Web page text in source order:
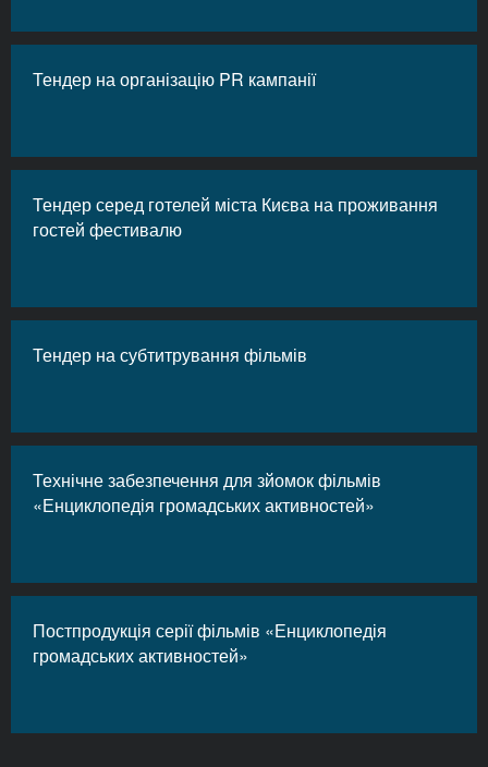
Тендер на організацію PR кампанії
Тендер серед готелей міста Києва на проживання
гостей фестивалю
Тендер на субтитрування фільмів
Технічне забезпечення для зйомок фільмів
«Енциклопедія громадських активностей»
Постпродукція серії фільмів «Енциклопедія
громадських активностей»